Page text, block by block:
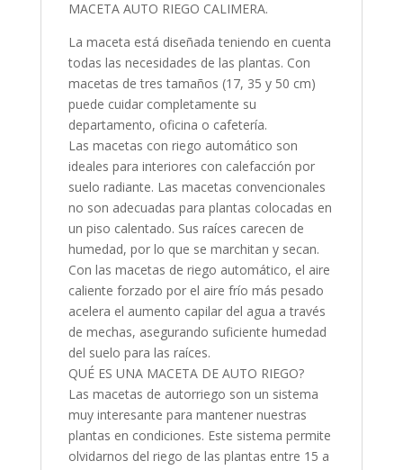
MACETA AUTO RIEGO CALIMERA.
La maceta está diseñada teniendo en cuenta
todas las necesidades de las plantas. Con
macetas de tres tamaños (17, 35 y 50 cm)
puede cuidar completamente su
departamento, oficina o cafetería.
Las macetas con riego automático son
ideales para interiores con calefacción por
suelo radiante. Las macetas convencionales
no son adecuadas para plantas colocadas en
un piso calentado. Sus raíces carecen de
humedad, por lo que se marchitan y secan.
Con las macetas de riego automático, el aire
caliente forzado por el aire frío más pesado
acelera el aumento capilar del agua a través
de mechas, asegurando suficiente humedad
del suelo para las raíces.
QUÉ ES UNA MACETA DE AUTO RIEGO?
Las macetas de autorriego son un sistema
muy interesante para mantener nuestras
plantas en condiciones. Este sistema permite
olvidarnos del riego de las plantas entre 15 a